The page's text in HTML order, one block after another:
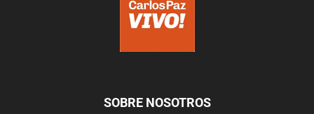
SOBRE NOSOTROS